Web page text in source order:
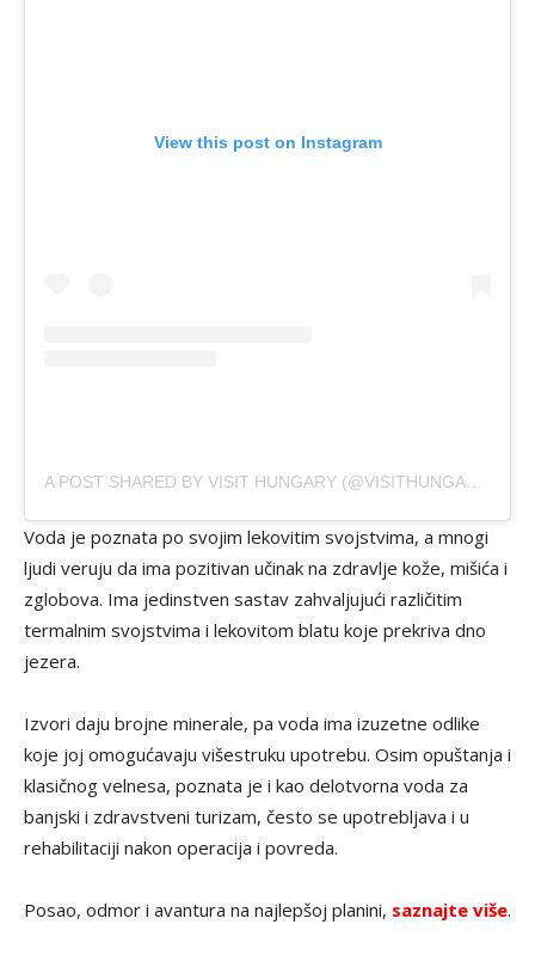
View this post on Instagram
Voda je poznata po svojim lekovitim svojstvima, a mnogi
ljudi veruju da ima pozitivan učinak na zdravlje kože, mišića i
zglobova. Ima jedinstven sastav zahvaljujući različitim
termalnim svojstvima i lekovitom blatu koje prekriva dno
jezera.
Izvori daju brojne minerale, pa voda ima izuzetne odlike
koje joj omogućavaju višestruku upotrebu. Osim opuštanja i
klasičnog velnesa, poznata je i kao delotvorna voda za
banjski i zdravstveni turizam, često se upotrebljava i u
rehabilitaciji nakon operacija i povreda.
Posao, odmor i avantura na najlepšoj planini, saznajte više.